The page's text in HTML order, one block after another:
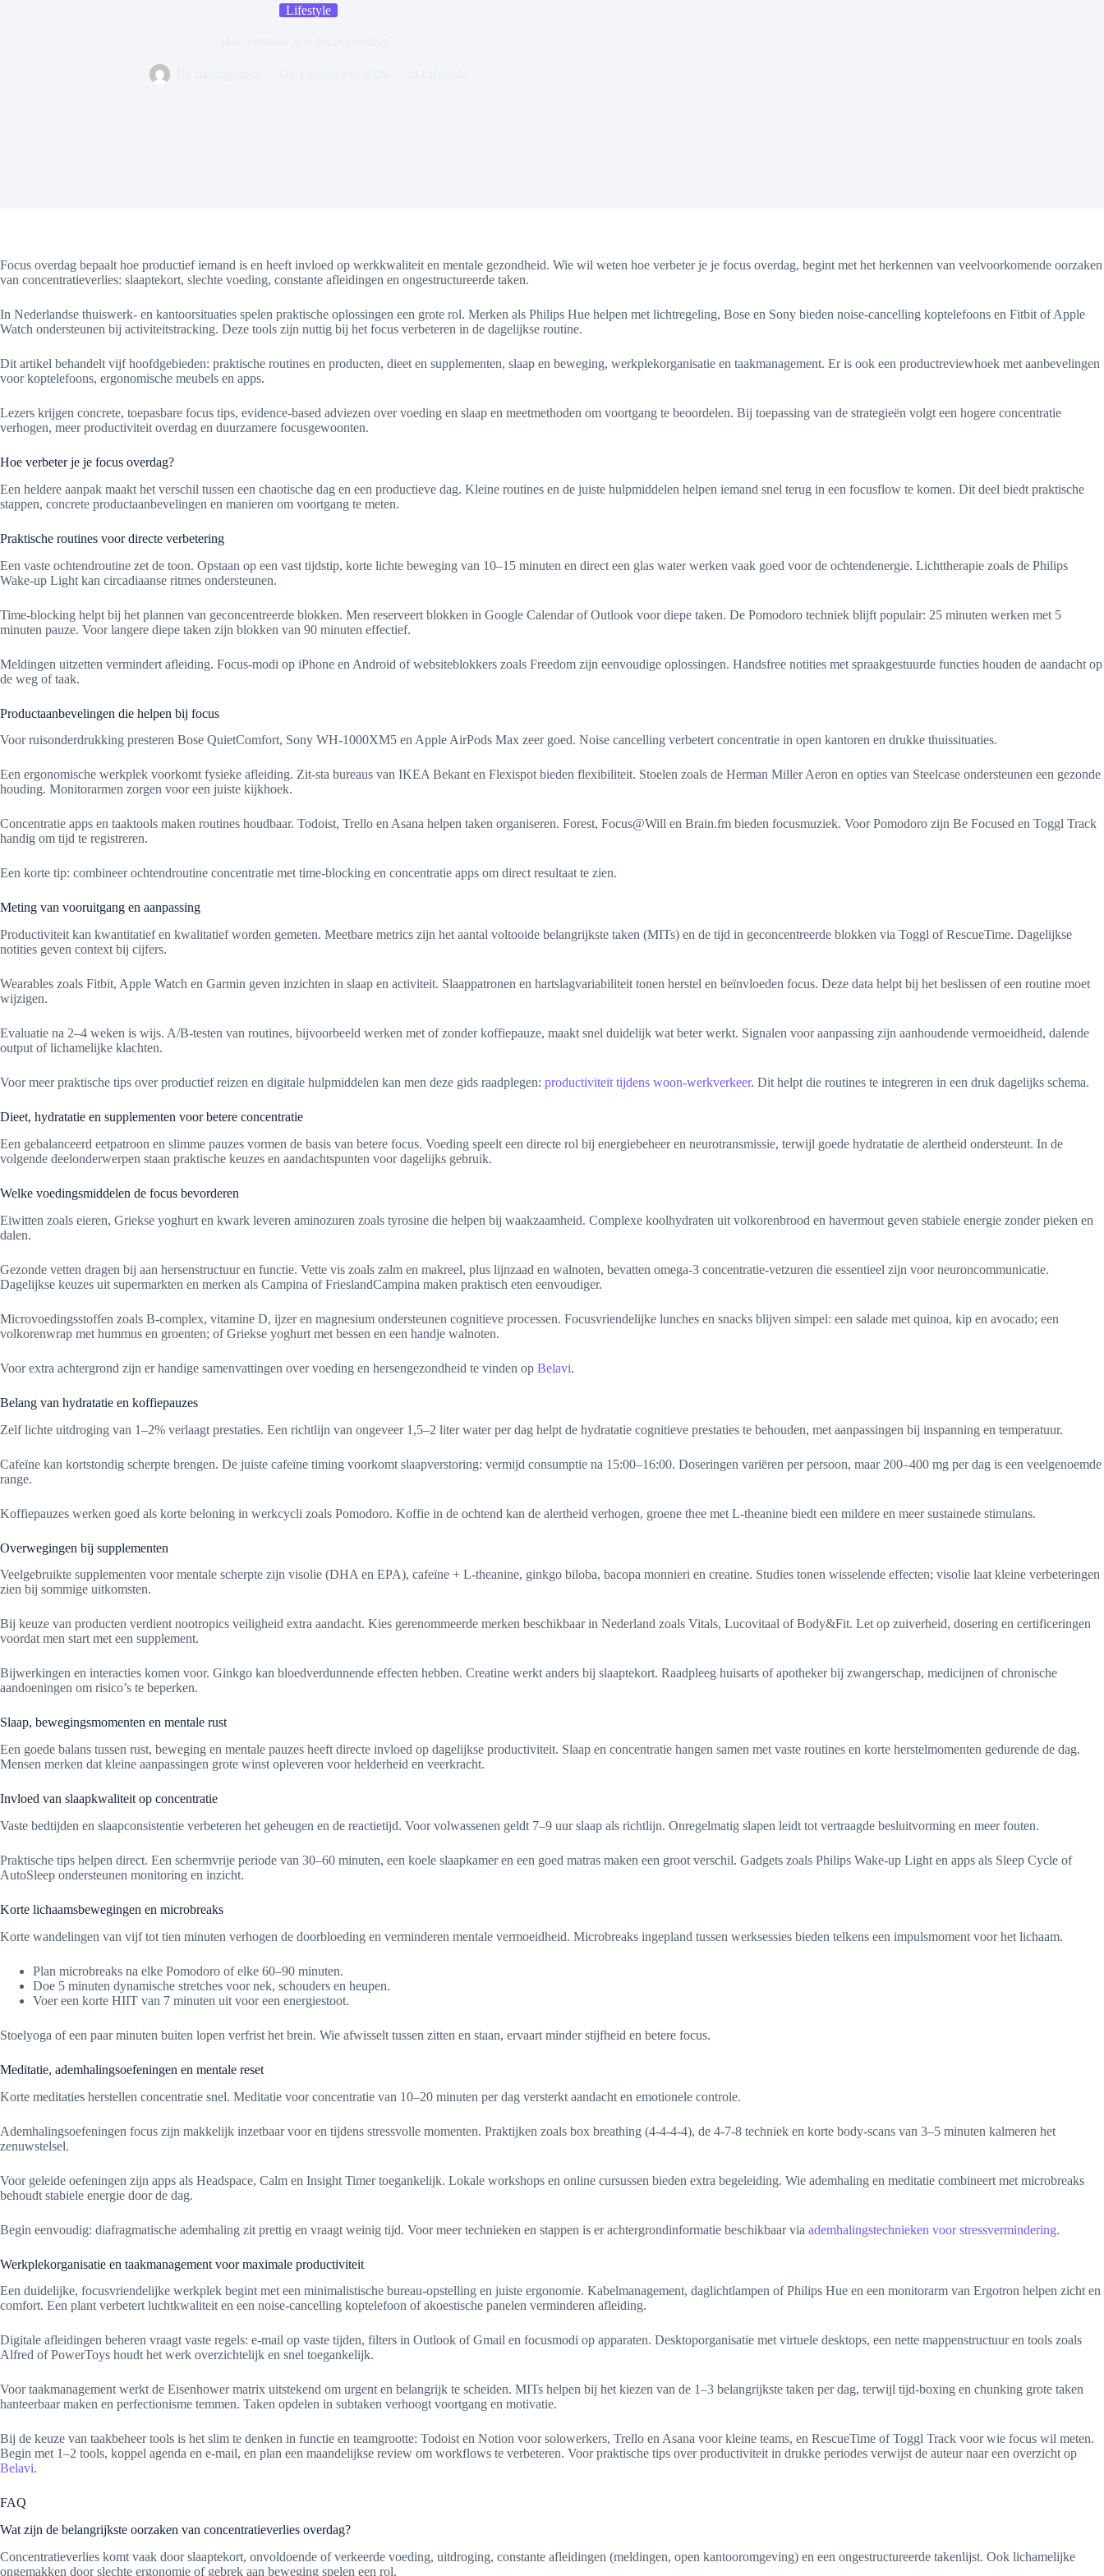
Lifestyle
Focus overdag bepaalt hoe productief iemand is en heeft invloed op werkkwaliteit en mentale gezondheid. Wie wil weten hoe verbeter je je focus overdag, begint met het herkennen van veelvoorkomende oorzaken
van concentratieverlies: slaaptekort, slechte voeding, constante afleidingen en ongestructureerde taken.
In Nederlandse thuiswerk- en kantoorsituaties spelen praktische oplossingen een grote rol. Merken als Philips Hue helpen met lichtregeling, Bose en Sony bieden noise-cancelling koptelefoons en Fitbit of Apple
Watch ondersteunen bij activiteitstracking. Deze tools zijn nuttig bij het focus verbeteren in de dagelijkse routine.
Dit artikel behandelt vijf hoofdgebieden: praktische routines en producten, dieet en supplementen, slaap en beweging, werkplekorganisatie en taakmanagement. Er is ook een productreviewhoek met aanbevelingen
voor koptelefoons, ergonomische meubels en apps.
Lezers krijgen concrete, toepasbare focus tips, evidence-based adviezen over voeding en slaap en meetmethoden om voortgang te beoordelen. Bij toepassing van de strategieën volgt een hogere concentratie
verhogen, meer productiviteit overdag en duurzamere focusgewoonten.
Hoe verbeter je je focus overdag?
Een heldere aanpak maakt het verschil tussen een chaotische dag en een productieve dag. Kleine routines en de juiste hulpmiddelen helpen iemand snel terug in een focusflow te komen. Dit deel biedt praktische
stappen, concrete productaanbevelingen en manieren om voortgang te meten.
Praktische routines voor directe verbetering
Een vaste ochtendroutine zet de toon. Opstaan op een vast tijdstip, korte lichte beweging van 10–15 minuten en direct een glas water werken vaak goed voor de ochtendenergie. Lichttherapie zoals de Philips
Wake-up Light kan circadiaanse ritmes ondersteunen.
Time-blocking helpt bij het plannen van geconcentreerde blokken. Men reserveert blokken in Google Calendar of Outlook voor diepe taken. De Pomodoro techniek blijft populair: 25 minuten werken met 5
minuten pauze. Voor langere diepe taken zijn blokken van 90 minuten effectief.
Meldingen uitzetten vermindert afleiding. Focus-modi op iPhone en Android of websiteblokkers zoals Freedom zijn eenvoudige oplossingen. Handsfree notities met spraakgestuurde functies houden de aandacht op
de weg of taak.
Productaanbevelingen die helpen bij focus
Voor ruisonderdrukking presteren Bose QuietComfort, Sony WH-1000XM5 en Apple AirPods Max zeer goed. Noise cancelling verbetert concentratie in open kantoren en drukke thuissituaties.
Een ergonomische werkplek voorkomt fysieke afleiding. Zit-sta bureaus van IKEA Bekant en Flexispot bieden flexibiliteit. Stoelen zoals de Herman Miller Aeron en opties van Steelcase ondersteunen een gezonde
houding. Monitorarmen zorgen voor een juiste kijkhoek.
Concentratie apps en taaktools maken routines houdbaar. Todoist, Trello en Asana helpen taken organiseren. Forest, Focus@Will en Brain.fm bieden focusmuziek. Voor Pomodoro zijn Be Focused en Toggl Track
handig om tijd te registreren.
Een korte tip: combineer ochtendroutine concentratie met time-blocking en concentratie apps om direct resultaat te zien.
Meting van vooruitgang en aanpassing
Productiviteit kan kwantitatief en kwalitatief worden gemeten. Meetbare metrics zijn het aantal voltooide belangrijkste taken (MITs) en de tijd in geconcentreerde blokken via Toggl of RescueTime. Dagelijkse
notities geven context bij cijfers.
Wearables zoals Fitbit, Apple Watch en Garmin geven inzichten in slaap en activiteit. Slaappatronen en hartslagvariabiliteit tonen herstel en beïnvloeden focus. Deze data helpt bij het beslissen of een routine moet
wijzigen.
Evaluatie na 2–4 weken is wijs. A/B-testen van routines, bijvoorbeeld werken met of zonder koffiepauze, maakt snel duidelijk wat beter werkt. Signalen voor aanpassing zijn aanhoudende vermoeidheid, dalende
output of lichamelijke klachten.
Voor meer praktische tips over productief reizen en digitale hulpmiddelen kan men deze gids raadplegen: productiviteit tijdens woon-werkverkeer. Dit helpt die routines te integreren in een druk dagelijks schema.
Dieet, hydratatie en supplementen voor betere concentratie
Een gebalanceerd eetpatroon en slimme pauzes vormen de basis van betere focus. Voeding speelt een directe rol bij energiebeheer en neurotransmissie, terwijl goede hydratatie de alertheid ondersteunt. In de
volgende deelonderwerpen staan praktische keuzes en aandachtspunten voor dagelijks gebruik.
Welke voedingsmiddelen de focus bevorderen
Eiwitten zoals eieren, Griekse yoghurt en kwark leveren aminozuren zoals tyrosine die helpen bij waakzaamheid. Complexe koolhydraten uit volkorenbrood en havermout geven stabiele energie zonder pieken en
dalen.
Gezonde vetten dragen bij aan hersenstructuur en functie. Vette vis zoals zalm en makreel, plus lijnzaad en walnoten, bevatten omega-3 concentratie-vetzuren die essentieel zijn voor neuroncommunicatie.
Dagelijkse keuzes uit supermarkten en merken als Campina of FrieslandCampina maken praktisch eten eenvoudiger.
Microvoedingsstoffen zoals B-complex, vitamine D, ijzer en magnesium ondersteunen cognitieve processen. Focusvriendelijke lunches en snacks blijven simpel: een salade met quinoa, kip en avocado; een
volkorenwrap met hummus en groenten; of Griekse yoghurt met bessen en een handje walnoten.
Voor extra achtergrond zijn er handige samenvattingen over voeding en hersengezondheid te vinden op Belavi.
Belang van hydratatie en koffiepauzes
Zelf lichte uitdroging van 1–2% verlaagt prestaties. Een richtlijn van ongeveer 1,5–2 liter water per dag helpt de hydratatie cognitieve prestaties te behouden, met aanpassingen bij inspanning en temperatuur.
Cafeïne kan kortstondig scherpte brengen. De juiste cafeïne timing voorkomt slaapverstoring: vermijd consumptie na 15:00–16:00. Doseringen variëren per persoon, maar 200–400 mg per dag is een veelgenoemde
range.
Koffiepauzes werken goed als korte beloning in werkcycli zoals Pomodoro. Koffie in de ochtend kan de alertheid verhogen, groene thee met L-theanine biedt een mildere en meer sustainede stimulans.
Overwegingen bij supplementen
Veelgebruikte supplementen voor mentale scherpte zijn visolie (DHA en EPA), cafeïne + L-theanine, ginkgo biloba, bacopa monnieri en creatine. Studies tonen wisselende effecten; visolie laat kleine verbeteringen
zien bij sommige uitkomsten.
Bij keuze van producten verdient nootropics veiligheid extra aandacht. Kies gerenommeerde merken beschikbaar in Nederland zoals Vitals, Lucovitaal of Body&Fit. Let op zuiverheid, dosering en certificeringen
voordat men start met een supplement.
Bijwerkingen en interacties komen voor. Ginkgo kan bloedverdunnende effecten hebben. Creatine werkt anders bij slaaptekort. Raadpleeg huisarts of apotheker bij zwangerschap, medicijnen of chronische
aandoeningen om risico’s te beperken.
Slaap, bewegingsmomenten en mentale rust
Een goede balans tussen rust, beweging en mentale pauzes heeft directe invloed op dagelijkse productiviteit. Slaap en concentratie hangen samen met vaste routines en korte herstelmomenten gedurende de dag.
Mensen merken dat kleine aanpassingen grote winst opleveren voor helderheid en veerkracht.
Invloed van slaapkwaliteit op concentratie
Vaste bedtijden en slaapconsistentie verbeteren het geheugen en de reactietijd. Voor volwassenen geldt 7–9 uur slaap als richtlijn. Onregelmatig slapen leidt tot vertraagde besluitvorming en meer fouten.
Praktische tips helpen direct. Een schermvrije periode van 30–60 minuten, een koele slaapkamer en een goed matras maken een groot verschil. Gadgets zoals Philips Wake-up Light en apps als Sleep Cycle of
AutoSleep ondersteunen monitoring en inzicht.
Korte lichaamsbewegingen en microbreaks
Korte wandelingen van vijf tot tien minuten verhogen de doorbloeding en verminderen mentale vermoeidheid. Microbreaks ingepland tussen werksessies bieden telkens een impulsmoment voor het lichaam.
Plan microbreaks na elke Pomodoro of elke 60–90 minuten.
Doe 5 minuten dynamische stretches voor nek, schouders en heupen.
Voer een korte HIIT van 7 minuten uit voor een energiestoot.
Stoelyoga of een paar minuten buiten lopen verfrist het brein. Wie afwisselt tussen zitten en staan, ervaart minder stijfheid en betere focus.
Meditatie, ademhalingsoefeningen en mentale reset
Korte meditaties herstellen concentratie snel. Meditatie voor concentratie van 10–20 minuten per dag versterkt aandacht en emotionele controle.
Ademhalingsoefeningen focus zijn makkelijk inzetbaar voor en tijdens stressvolle momenten. Praktijken zoals box breathing (4-4-4-4), de 4-7-8 techniek en korte body-scans van 3–5 minuten kalmeren het
zenuwstelsel.
Voor geleide oefeningen zijn apps als Headspace, Calm en Insight Timer toegankelijk. Lokale workshops en online cursussen bieden extra begeleiding. Wie ademhaling en meditatie combineert met microbreaks
behoudt stabiele energie door de dag.
Begin eenvoudig: diafragmatische ademhaling zit prettig en vraagt weinig tijd. Voor meer technieken en stappen is er achtergrondinformatie beschikbaar via ademhalingstechnieken voor stressvermindering.
Werkplekorganisatie en taakmanagement voor maximale productiviteit
Een duidelijke, focusvriendelijke werkplek begint met een minimalistische bureau-opstelling en juiste ergonomie. Kabelmanagement, daglichtlampen of Philips Hue en een monitorarm van Ergotron helpen zicht en
comfort. Een plant verbetert luchtkwaliteit en een noise-cancelling koptelefoon of akoestische panelen verminderen afleiding.
Digitale afleidingen beheren vraagt vaste regels: e-mail op vaste tijden, filters in Outlook of Gmail en focusmodi op apparaten. Desktoporganisatie met virtuele desktops, een nette mappenstructuur en tools zoals
Alfred of PowerToys houdt het werk overzichtelijk en snel toegankelijk.
Voor taakmanagement werkt de Eisenhower matrix uitstekend om urgent en belangrijk te scheiden. MITs helpen bij het kiezen van de 1–3 belangrijkste taken per dag, terwijl tijd-boxing en chunking grote taken
hanteerbaar maken en perfectionisme temmen. Taken opdelen in subtaken verhoogt voortgang en motivatie.
Bij de keuze van taakbeheer tools is het slim te denken in functie en teamgrootte: Todoist en Notion voor solowerkers, Trello en Asana voor kleine teams, en RescueTime of Toggl Track voor wie focus wil meten.
Begin met 1–2 tools, koppel agenda en e-mail, en plan een maandelijkse review om workflows te verbeteren. Voor praktische tips over productiviteit in drukke periodes verwijst de auteur naar een overzicht op
Belavi.
FAQ
Wat zijn de belangrijkste oorzaken van concentratieverlies overdag?
Concentratieverlies komt vaak door slaaptekort, onvoldoende of verkeerde voeding, uitdroging, constante afleidingen (meldingen, open kantooromgeving) en een ongestructureerde takenlijst. Ook lichamelijke
ongemakken door slechte ergonomie of gebrek aan beweging spelen een rol.